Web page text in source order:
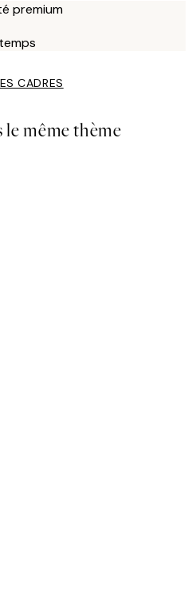
premium
CADRES
même thème